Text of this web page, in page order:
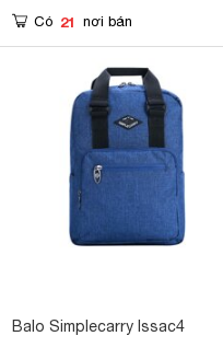
Có 21 nơi bán
Balo Simplecarry Issac4